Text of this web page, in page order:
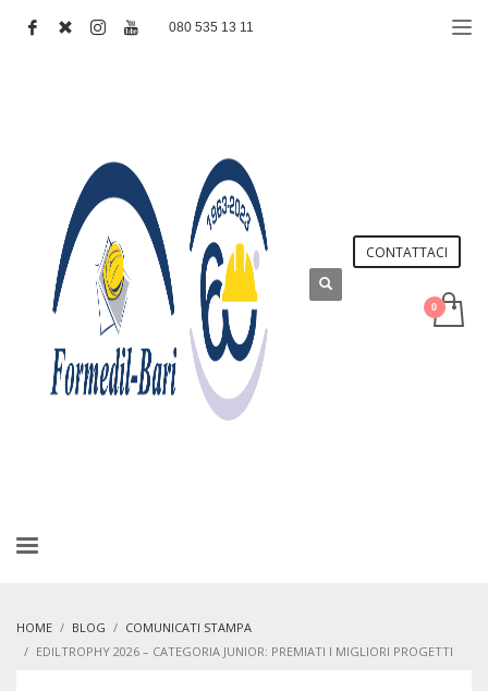
080 535 13 11
CONTATTACI
HOME BLOG
COMUNICATI STAMPA
EDILTROPHY 2026 – CATEGORIA JUNIOR: PREMIATI I MIGLIORI PROGETTI